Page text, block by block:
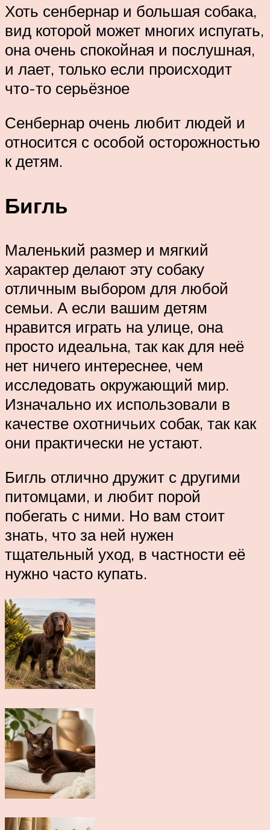
Хоть сенбернар и большая собака,
вид которой может многих испугать,
она очень спокойная и послушная,
и лает, только если происходит
что-то серьёзное
Сенбернар очень любит людей и
относится с особой осторожностью
к детям.
Бигль
Маленький размер и мягкий
характер делают эту собаку
отличным выбором для любой
семьи. А если вашим детям
нравится играть на улице, она
просто идеальна, так как для неё
нет ничего интереснее, чем
исследовать окружающий мир.
Изначально их использовали в
качестве охотничьих собак, так как
они практически не устают.
Бигль отлично дружит с другими
питомцами, и любит порой
побегать с ними. Но вам стоит
знать, что за ней нужен
тщательный уход, в частности её
нужно часто купать.